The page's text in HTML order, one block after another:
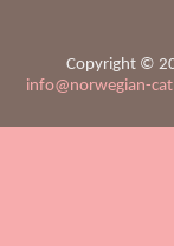
Copyright ©
info@norwegian-